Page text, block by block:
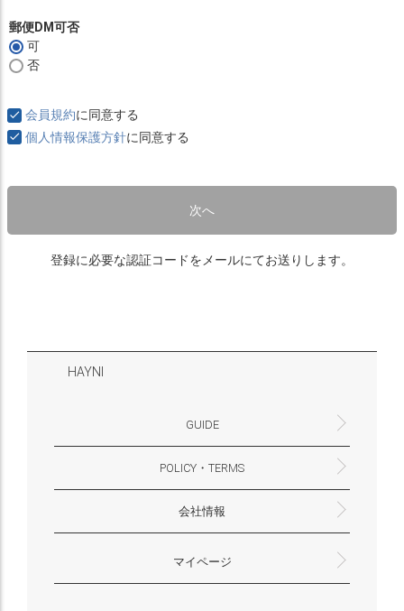
郵便DM可否
可
否
会員規約に同意する
個人情報保護方針に同意する
次へ
登録に必要な認証コードをメールにてお送りします。
HAYNI
GUIDE
よくあるご質問・お問合せ
お支払いについて
配送・送料について
ギフトサービスについて
一緒に働く？(HAYNI採用情報サイトへ)
for Foreigners (overseas delivery)
POLICY・TERMS
返品・交換について
プライバシーポリシー
特定商取引法に基づく表示
外部送信ポリシー
会社情報
大阪府大阪市淀川区十八条3-9-35
電話番号：06-6868-9671
※お電話でのお問合せ受付は行っておりません
メール：support@hayni.jp
お問い合わせはこちらからお願いいたします
営業時間：10：00～15：00（金曜日は14：00ま
定休日： 土・日・祝祭日
※土日祝祭日はお休みをいただきます。
メールの返信は翌営業日となりますので、ご了承
マイページ